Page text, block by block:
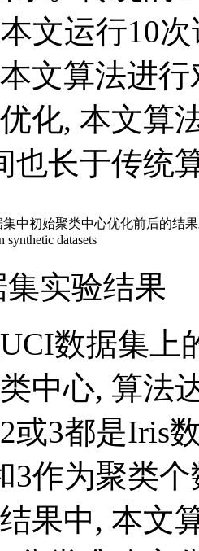
文运行10
文算法进
化, 本文算
也长于传统
集中初始聚类中心优化前后的结
synthetic datasets
实验结果
数据集上
中心, 算法
或3都是Iris
3作为聚类
果中, 本文